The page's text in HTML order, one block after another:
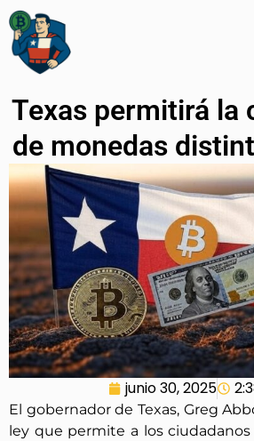
Texas permitirá la
de monedas
junio 30, 2025
El gobernador de Texas, Greg
ley que permite a los